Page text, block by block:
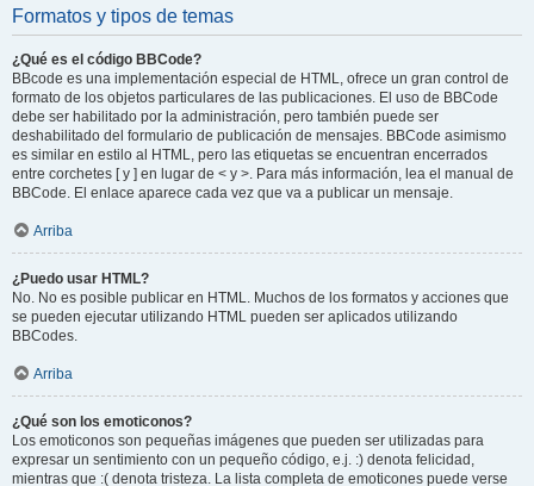
Formatos y tipos de temas
¿Qué es el código BBCode?
BBcode es una implementación especial de HTML, ofrece un gran control de
formato de los objetos particulares de las publicaciones. El uso de BBCode
debe ser habilitado por la administración, pero también puede ser
deshabilitado del formulario de publicación de mensajes. BBCode asimismo
es similar en estilo al HTML, pero las etiquetas se encuentran encerrados
entre corchetes [ y ] en lugar de < y >. Para más información, lea el manual de
BBCode. El enlace aparece cada vez que va a publicar un mensaje.
Arriba
¿Puedo usar HTML?
No. No es posible publicar en HTML. Muchos de los formatos y acciones que
se pueden ejecutar utilizando HTML pueden ser aplicados utilizando
BBCodes.
Arriba
¿Qué son los emoticonos?
Los emoticonos son pequeñas imágenes que pueden ser utilizadas para
expresar un sentimiento con un pequeño código, e.j. :) denota felicidad,
mientras que :( denota tristeza. La lista completa de emoticones puede verse